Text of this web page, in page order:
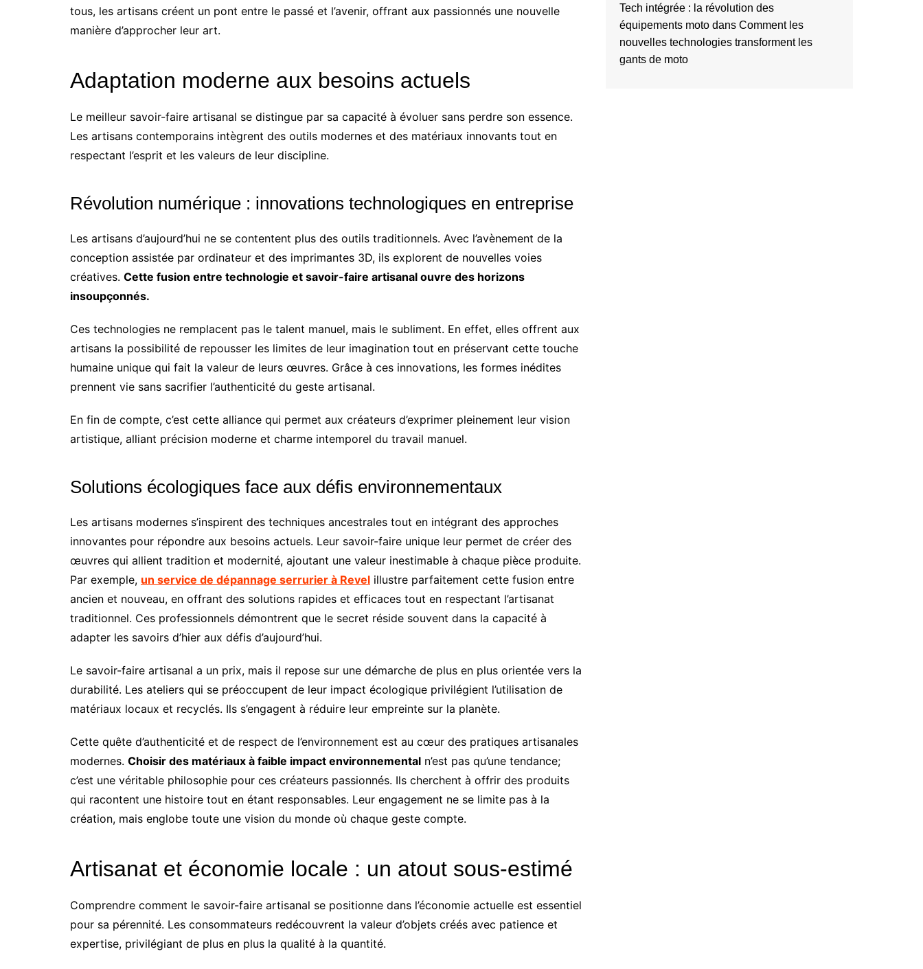
tous, les artisans créent un pont entre le passé et l’avenir, offrant aux passionnés une nouvelle
manière d’approcher leur art.
Adaptation moderne aux besoins actuels
Le meilleur savoir-faire artisanal se distingue par sa capacité à évoluer sans perdre son essence.
Les artisans contemporains intègrent des outils modernes et des matériaux innovants tout en
respectant l’esprit et les valeurs de leur discipline.
Révolution numérique : innovations technologiques en entreprise
Les artisans d’aujourd’hui ne se contentent plus des outils traditionnels. Avec l’avènement de la
conception assistée par ordinateur et des imprimantes 3D, ils explorent de nouvelles voies
créatives. Cette fusion entre technologie et savoir-faire artisanal ouvre des horizons
insoupçonnés.
Ces technologies ne remplacent pas le talent manuel, mais le subliment. En effet, elles offrent aux
artisans la possibilité de repousser les limites de leur imagination tout en préservant cette touche
humaine unique qui fait la valeur de leurs œuvres. Grâce à ces innovations, les formes inédites
prennent vie sans sacrifier l’authenticité du geste artisanal.
En fin de compte, c’est cette alliance qui permet aux créateurs d’exprimer pleinement leur vision
artistique, alliant précision moderne et charme intemporel du travail manuel.
Solutions écologiques face aux défis environnementaux
Les artisans modernes s’inspirent des techniques ancestrales tout en intégrant des approches
innovantes pour répondre aux besoins actuels. Leur savoir-faire unique leur permet de créer des
œuvres qui allient tradition et modernité, ajoutant une valeur inestimable à chaque pièce produite.
Par exemple, un service de dépannage serrurier à Revel illustre parfaitement cette fusion entre
ancien et nouveau, en offrant des solutions rapides et efficaces tout en respectant l’artisanat
traditionnel. Ces professionnels démontrent que le secret réside souvent dans la capacité à
adapter les savoirs d’hier aux défis d’aujourd’hui.
Le savoir-faire artisanal a un prix, mais il repose sur une démarche de plus en plus orientée vers la
durabilité. Les ateliers qui se préoccupent de leur impact écologique privilégient l’utilisation de
matériaux locaux et recyclés. Ils s’engagent à réduire leur empreinte sur la planète.
Cette quête d’authenticité et de respect de l’environnement est au cœur des pratiques artisanales
modernes. Choisir des matériaux à faible impact environnemental n’est pas qu’une tendance;
c’est une véritable philosophie pour ces créateurs passionnés. Ils cherchent à offrir des produits
qui racontent une histoire tout en étant responsables. Leur engagement ne se limite pas à la
création, mais englobe toute une vision du monde où chaque geste compte.
Artisanat et économie locale : un atout sous-estimé
Comprendre comment le savoir-faire artisanal se positionne dans l’économie actuelle est essentiel
pour sa pérennité. Les consommateurs redécouvrent la valeur d’objets créés avec patience et
expertise, privilégiant de plus en plus la qualité à la quantité.
Tech intégrée : la révolution des
équipements moto dans Comment les
nouvelles technologies transforment les
gants de moto